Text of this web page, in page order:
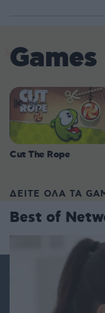
Games
Cut The Rope
ΔΕΙΤΕ ΟΛΑ ΤΑ
Best of